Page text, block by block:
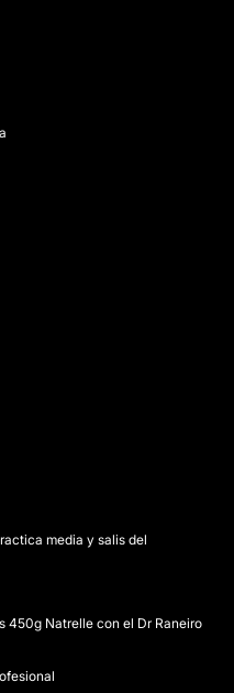
media y salis del
450g Natrelle con el Dr Raneiro